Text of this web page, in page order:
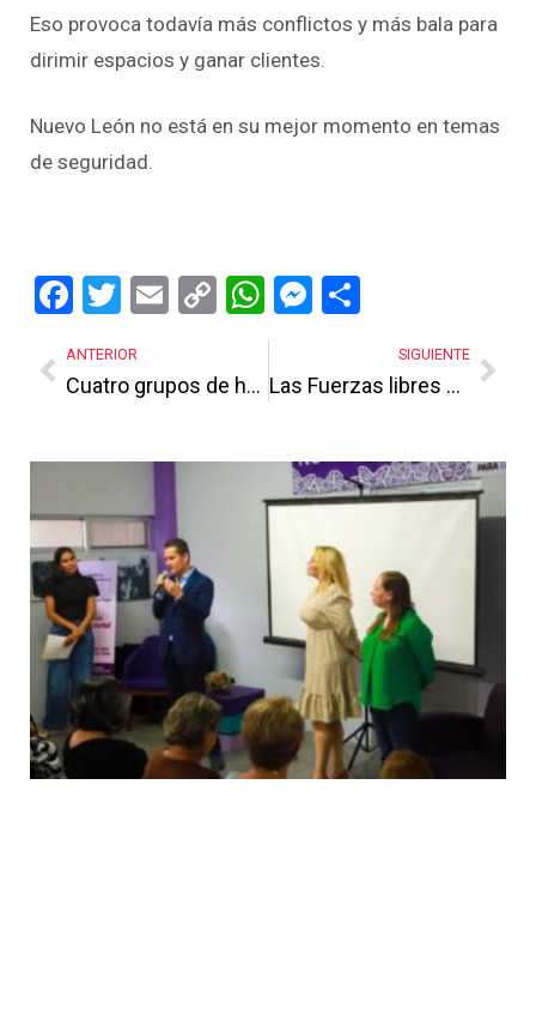
Eso provoca todavía más conflictos y más bala para
dirimir espacios y ganar clientes.
Nuevo León no está en su mejor momento en temas
de seguridad.
Facebook
Twitter
EmailCopy
Link
WhatsApp
Messenger
ANTERIOR
Cuatro grupos de hediondos esperan para entrar en acción
SIGUIENTE
Las Fuerzas libres dejan Inteligencia en Nuevo León